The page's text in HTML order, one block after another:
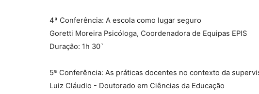
4ª Conferência: A escola como lugar seguro
Goretti Moreira Psicóloga, Coordenadora de Equipas EPIS
Duração: 1h 30`
5ª Conferência: As práticas docentes no contexto da
Luiz Cláudio - Doutorado em Ciências da Educação